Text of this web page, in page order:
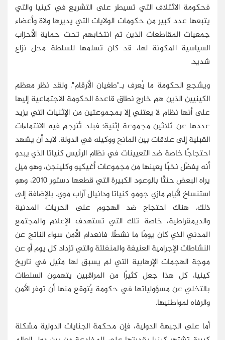
فحكومة الائتلاف التي تسيطر على التشريع في كينيا والتي
يتبعها عدد كبير من حكومات الولايات التي يديرها ولاة وأعضاء
جمعيات المقاطعات الذين تم انتخابهم تحت حماية الأحزاب
السياسية المكونة لها، قد كان تسلمها للسلطة محل نزاع
شديد.
ويشجع الحكومة ما يُعرف بـ"طغيان الأرقام". ولقد نظر معظم
الكينيين الذين هم خارج نطاق قاعدة الحكومة الاجتماعية إليها
على أنها نظام لا يعتني إلا بمجموعتين من الإثنيات التي يزيد
عددها عن ثلاثين مجموعة إثنية؛ فبلد تُترجم فيه الانتماءات
القبلية إلى علاقات بين المانح ووكيله في الدولة، لابد أن يشهد
احتجاجًا خاصة ضد التعيينات في نظام الرئيس كنياتا الذي يبدو
أنه يفضّل نخبًا يعينها من مجموعات أغيكيو وكلينجن، وهو ميل
يراه البعض حنثًا بالوعود الكبيرة التي قطعها دستور 2010، وهو
استنساخ لأيام مازي جومو كنياتا ودانيال آراب موي. بالإضافة إلى
ذلك، هناك احتجاج ضد الهجوم على الحريات المدنية
والديمقراطية، خاصة تلك التي تستهدف الإعلام والمجتمع
المدني الذي كان يومًا ما نشطًا. فانعدام الأمن سواء الناتج عن
النشاطات الإجرامية العنيفة والمنفلتة والتي تزداد كل يوم أو عن
موجة الهجمات الإرهابية التي لم يسبق لها مثيل في تاريخ
كينيا، كل هذا جعل كثيرًا من المراقبين يتهمون السلطات
بالتخلي عن مسؤولياتها في حكومة يُتوقع منها أن توفر الأمن
والرفاه لمواطنيها.
أما على الجبهة الدولية، فإن محكمة الجنايات الدولية مشكلة